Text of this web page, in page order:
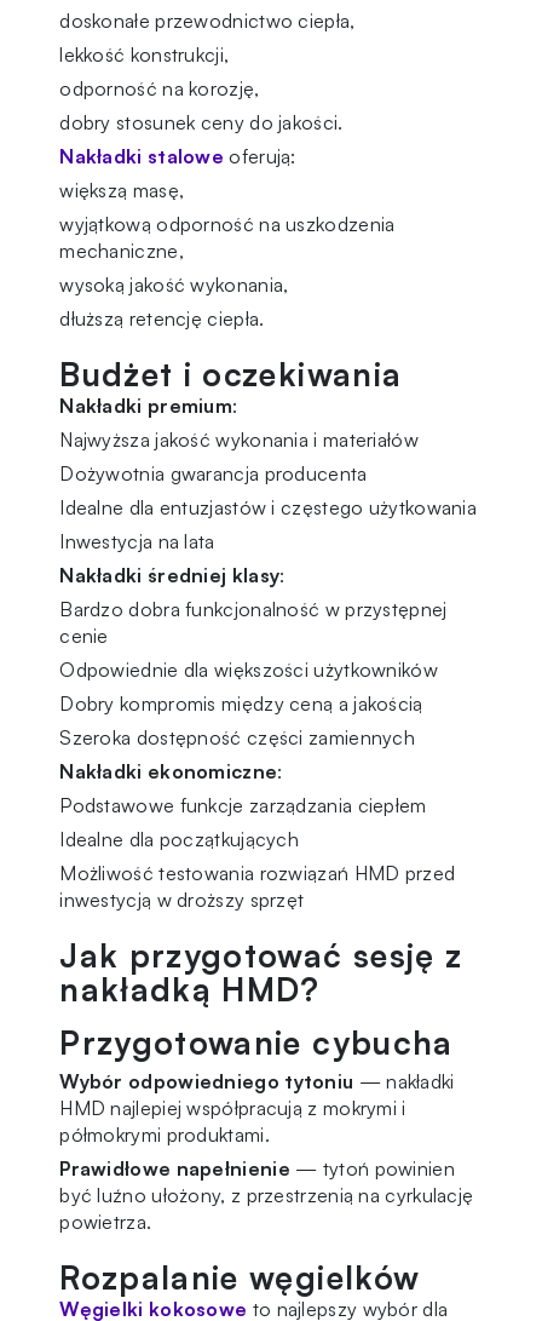
doskonałe przewodnictwo ciepła,
lekkość konstrukcji,
odporność na korozję,
dobry stosunek ceny do jakości.
Nakładki stalowe oferują:
większą masę,
wyjątkową odporność na uszkodzenia
mechaniczne,
wysoką jakość wykonania,
dłuższą retencję ciepła.
Budżet i oczekiwania
Nakładki premium:
Najwyższa jakość wykonania i materiałów
Dożywotnia gwarancja producenta
Idealne dla entuzjastów i częstego użytkowania
Inwestycja na lata
Nakładki średniej klasy:
Bardzo dobra funkcjonalność w przystępnej
cenie
Odpowiednie dla większości użytkowników
Dobry kompromis między ceną a jakością
Szeroka dostępność części zamiennych
Nakładki ekonomiczne:
Podstawowe funkcje zarządzania ciepłem
Idealne dla początkujących
Możliwość testowania rozwiązań HMD przed
inwestycją w droższy sprzęt
Jak przygotować sesję z
nakładką HMD?
Przygotowanie cybucha
Wybór odpowiedniego tytoniu — nakładki
HMD najlepiej współpracują z mokrymi i
półmokrymi produktami.
Prawidłowe napełnienie — tytoń powinien
być luźno ułożony, z przestrzenią na cyrkulację
powietrza.
Rozpalanie węgielków
Węgielki kokosowe to najlepszy wybór dla